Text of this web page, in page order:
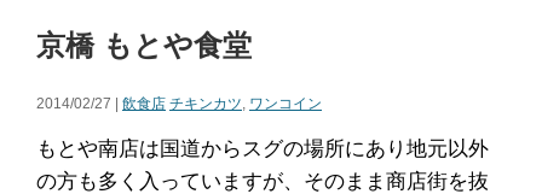
京橋 もとや食堂
2014/02/27 | 飲食店 チキンカツ, ワンコイン
もとや南店は国道からスグの場所にあり地元以外
の方も多く入っていますが、そのまま商店街を抜